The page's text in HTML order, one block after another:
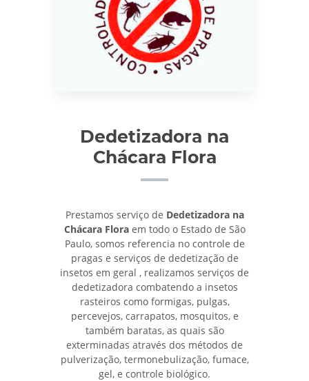
Dedetizadora na
Chácara Flora
Prestamos serviço de Dedetizadora na
Chácara Floraem todo o Estado de São
Paulo, somos referencia no controle de
pragas e serviços de dedetização de
insetos em geral , realizamos serviços de
dedetizadora combatendo a insetos
rasteiros como formigas, pulgas,
percevejos, carrapatos, mosquitos, e
também baratas, as quais são
exterminadas através dos métodos de
pulverização, termonebulização, fumace,
gel, e controle biológico.